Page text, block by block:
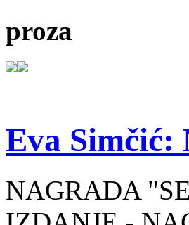
proza
Eva Simčić:
NAGRADA